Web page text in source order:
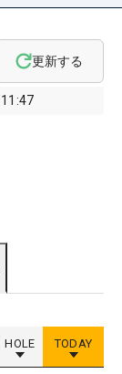
11:47
更新する
HOLE TODAY